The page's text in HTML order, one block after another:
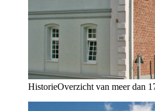
HistorieOverzicht van meer dan